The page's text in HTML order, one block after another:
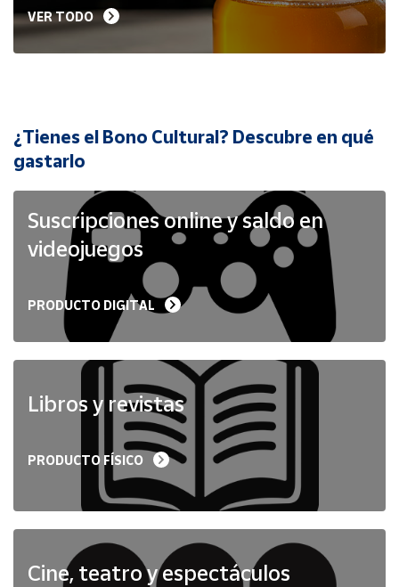
Hazte
vendedor
Cuenta
Ubicación
Península
Baleares
Melilla
VER TODO
¿Tienes el Bono Cultural? Descubre en qué
gastarlo
Suscripciones online y saldo en
videojuegos
PRODUCTO DIGITAL
Libros y revistas
PRODUCTO FÍSICO
Cine, teatro y espectáculos